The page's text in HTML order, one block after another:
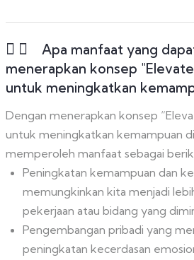
Apa manfaat yang
menerapkan konsep
untuk meningkatkan
Dengan menerapkan konsep
untuk meningkatkan kemampuan
memperoleh manfaat sebagai
Peningkatan kemampuan dan
memungkinkan kita menjadi
pekerjaan atau bidang yang
Pengembangan pribadi yang
peningkatan kecerdasan